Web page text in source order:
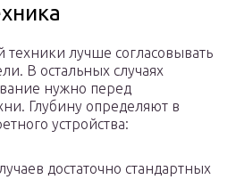
техники лучше согласовывать
В остальных случаях
нужно перед
Глубину определяют в
устройства:
достаточно стандартных